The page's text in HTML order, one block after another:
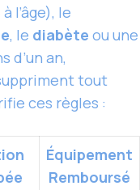
l’âge), le
, le diabète ou une
d’un an,
tout
ces règles :
Équipement
Remboursé